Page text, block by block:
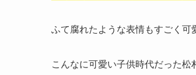
ふて腐れたような表情もすごく可
こんなに可愛い子供時代だった